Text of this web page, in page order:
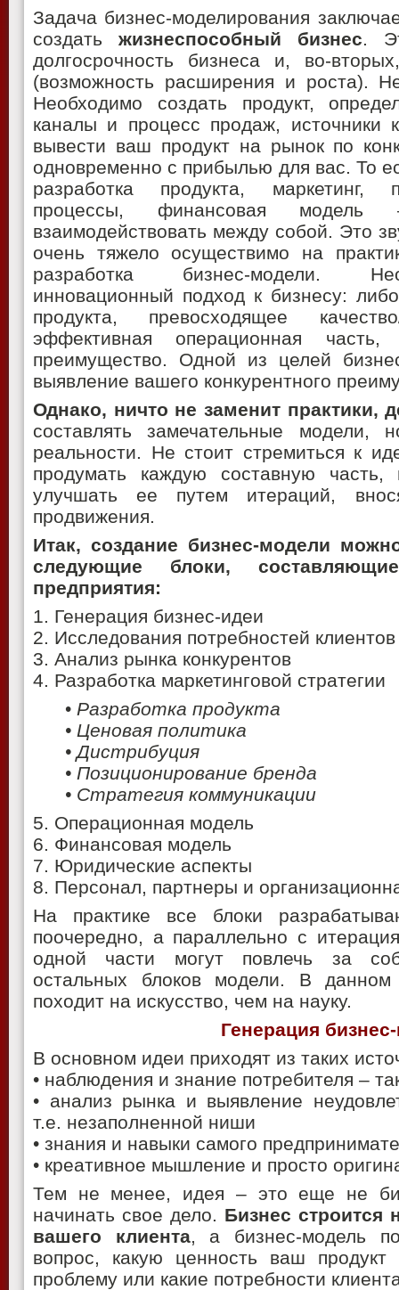
Задача бизнес-моделирования
создать жизнеспособный бизнес.
долгосрочность бизнеса и, во-
(возможность расширения и роста).
Необходимо создать продукт,
каналы и процесс продаж, источники
вывести ваш продукт на рынок по
одновременно с прибылью для вас. То
разработка продукта, маркетинг,
процессы, финансовая
взаимодействовать между собой. Это
очень тяжело осуществимо на
разработка бизнес-модели.
инновационный подход к бизнесу:
продукта, превосходящее
эффективная операционная
преимущество. Одной из целей
выявление вашего конкурентного
Однако, ничто не заменит практики,
составлять замечательные модели,
реальности. Не стоит стремиться к
продумать каждую составную часть,
улучшать ее путем итераций,
продвижения.
Итак, создание бизнес-модели
следующие блоки,
предприятия:
1. Генерация бизнес-идеи
2. Исследования потребностей клиентов
3. Анализ рынка конкурентов
4. Разработка маркетинговой стратегии
• Разработка продукта
• Ценовая политика
• Дистрибуция
• Позиционирование бренда
• Стратегия коммуникации
5. Операционная модель
6. Финансовая модель
7. Юридические аспекты
8. Персонал, партнеры и
На практике все блоки
поочередно, а параллельно с
одной части могут повлечь за
остальных блоков модели. В
походит на искусство, чем на науку.
Генерация
В основном идеи приходят из таких
• наблюдения и знание потребителя –
• анализ рынка и выявление
т.е. незаполненной ниши
• знания и навыки самого
• креативное мышление и просто
Тем не менее, идея – это еще не
начинать свое дело. Бизнес строится
вашего клиента, а бизнес-модель
вопрос, какую ценность ваш продукт
проблему или какие потребности